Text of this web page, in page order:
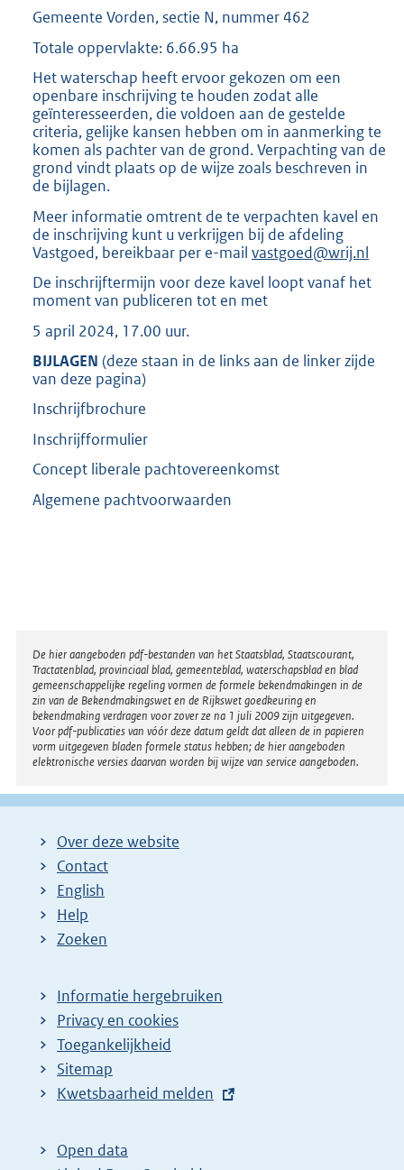
Gemeente Vorden, sectie N, nummer 462
Totale oppervlakte: 6.66.95 ha
Het waterschap heeft ervoor gekozen om een
openbare inschrijving te houden zodat alle
geïnteresseerden, die voldoen aan de gestelde
criteria, gelijke kansen hebben om in aanmerking te
komen als pachter van de grond. Verpachting van de
grond vindt plaats op de wijze zoals beschreven in
de bijlagen.
Meer informatie omtrent de te verpachten kavel en
de inschrijving kunt u verkrijgen bij de afdeling
Vastgoed, bereikbaar per e-mail vastgoed@wrij.nl
De inschrijftermijn voor deze kavel loopt vanaf het
moment van publiceren tot en met
5 april 2024, 17.00 uur.
BIJLAGEN (deze staan in de links aan de linker zijde
van deze pagina)
Inschrijfbrochure
Inschrijfformulier
Concept liberale pachtovereenkomst
Algemene pachtvoorwaarden
Disclaimer
De hier aangeboden pdf-bestanden van het Staatsblad, Staatscourant,
Tractatenblad, provinciaal blad, gemeenteblad, waterschapsblad en blad
gemeenschappelijke regeling vormen de formele bekendmakingen in de
zin van de Bekendmakingswet en de Rijkswet goedkeuring en
bekendmaking verdragen voor zover ze na 1 juli 2009 zijn uitgegeven.
Voor pdf-publicaties van vóór deze datum geldt dat alleen de in papieren
vorm uitgegeven bladen formele status hebben; de hier aangeboden
elektronische versies daarvan worden bij wijze van service aangeboden.
Over deze website
Contact
English
Help
Zoeken
Informatie hergebruiken
Privacy en cookies
Toegankelijkheid
Sitemap
E
t
Kwetsbaarheid melden
Open data